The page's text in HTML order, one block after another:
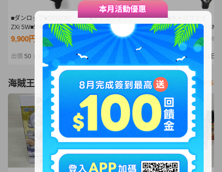
■ダンロップ■SRIXON
ZXi 5W■5W■S■Diamana
ZXi 50■中古■1円～
9,900円 NT2,142
出價 50 剩餘
■キャロウェイ
■PARADYM Ai SMOKE
MAX
5W■5W■S■SPEEDER
NX BLACK 50■中古■1円
～
12,200円NT2,640
出價33 剩餘 1日
■キャロウェイ
■PARADYM Ai
U4■4U■S■TENSEI
CW(Ai SMOKE
■1円～
17,050円NT3,689
出價31 1日
海賊王 看更多